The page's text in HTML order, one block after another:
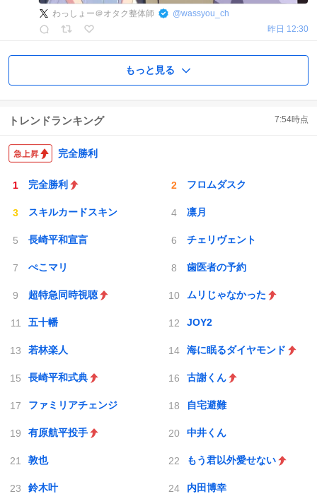
わっしょー＠オタク整体師 @wassyou_ch
昨日 12:30
もっと見る
トレンドランキング 7:54時点
完全勝利
完全勝利 フロムダスク
スキルカードスキン 凛月
長崎平和宣言 チェリヴェント
ぺこマリ 歯医者の予約
超特急同時視聴 ムリじゃなかった
五十幡 JOY2
若林楽人 海に眠るダイヤモンド
長崎平和式典 古謝くん
ファミリアチェンジ 自宅避難
有原航平投手 中井くん
敦也 もう君以外愛せない
鈴木叶 内田博幸